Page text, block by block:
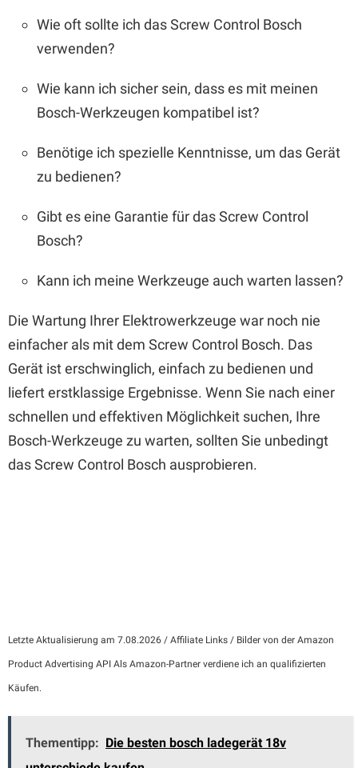
Wie oft sollte ich das Screw Control Bosch
verwenden?
Wie kann ich sicher sein, dass es mit meinen
Bosch-Werkzeugen kompatibel ist?
Benötige ich spezielle Kenntnisse, um das Gerät
zu bedienen?
Gibt es eine Garantie für das Screw Control
Bosch?
Kann ich meine Werkzeuge auch warten lassen?
Die Wartung Ihrer Elektrowerkzeuge war noch nie
einfacher als mit dem Screw Control Bosch. Das
Gerät ist erschwinglich, einfach zu bedienen und
liefert erstklassige Ergebnisse. Wenn Sie nach einer
schnellen und effektiven Möglichkeit suchen, Ihre
Bosch-Werkzeuge zu warten, sollten Sie unbedingt
das Screw Control Bosch ausprobieren.
Letzte Aktualisierung am 7.08.2026 / Affiliate Links / Bilder von der Amazon
Product Advertising API Als Amazon-Partner verdiene ich an qualifizierten
Käufen.
Thementipp: Die besten bosch ladegerät 18v